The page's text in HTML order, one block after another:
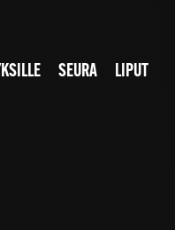
SEURA LIPUT